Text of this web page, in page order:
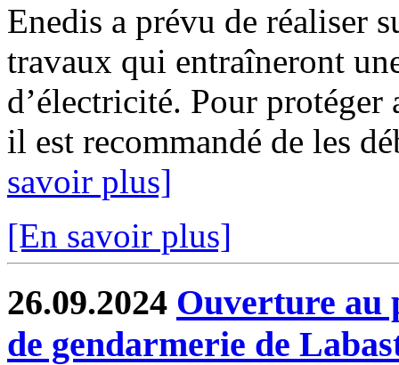
Enedis a prévu de réaliser
travaux qui entraîneront
d’électricité. Pour protéger
il est recommandé de les
savoir plus]
[En savoir plus]
26.09.2024 Ouverture au
de gendarmerie de